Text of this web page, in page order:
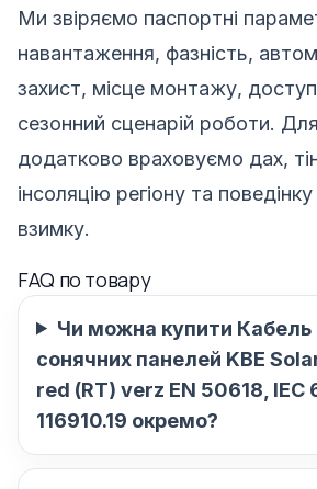
Ми звіряємо паспортні
навантаження, фазність,
захист, місце монтажу, доступ
сезонний сценарій роботи.
додатково враховуємо дах,
інсоляцію регіону та
взимку.
FAQ по товару
Чи можна купити Кабель
сонячних панелей KBE
red (RT) verz EN 50618, IEC
116910.19 окремо?